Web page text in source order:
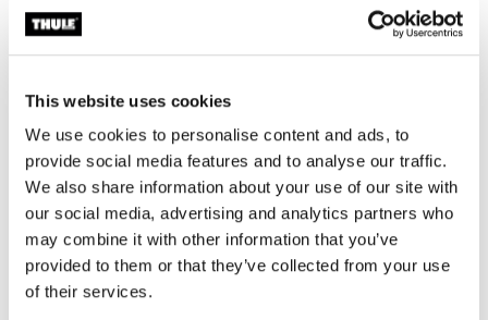
This website uses cookies
We use cookies to personalise content and ads, to
provide social media features and to analyse our traffic.
We also share information about your use of our site with
our social media, advertising and analytics partners who
may combine it with other information that you’ve
provided to them or that they’ve collected from your use
of their services.
Thule EnRoute
小包 2L 黑色
Thule EnRoute
水瓶架 黑色